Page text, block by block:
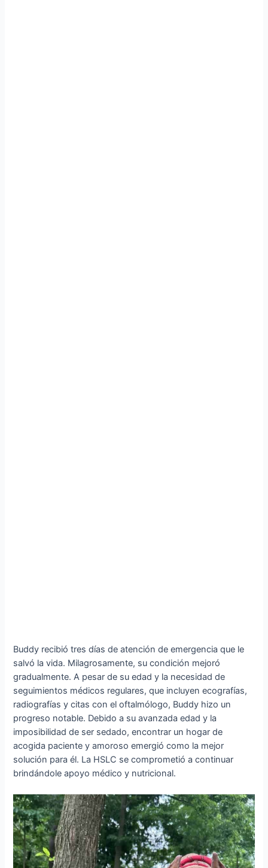
Buddy recibió tres días de atención de emergencia que le
salvó la vida. Milagrosamente, su condición mejoró
gradualmente. A pesar de su edad y la necesidad de
seguimientos médicos regulares, que incluyen ecografías,
radiografías y citas con el oftalmólogo, Buddy hizo un
progreso notable. Debido a su avanzada edad y la
imposibilidad de ser sedado, encontrar un hogar de
acogida paciente y amoroso emergió como la mejor
solución para él. La HSLC se comprometió a continuar
brindándole apoyo médico y nutricional.